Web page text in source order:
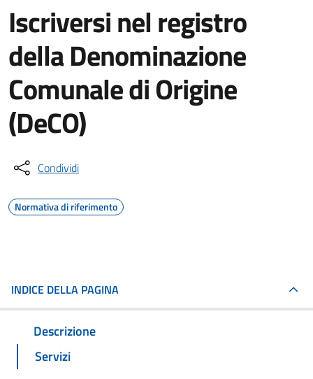
Iscriversi nel registro
della Denominazione
Comunale di Origine
(DeCO)
Condividi
Normativa di riferimento
INDICE DELLA PAGINA
Descrizione
Servizi